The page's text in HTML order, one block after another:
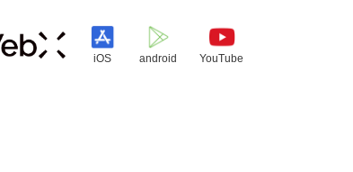
iOS android YouTube